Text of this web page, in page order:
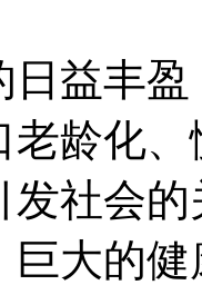
丰盈
老龄化
发社会
巨大的